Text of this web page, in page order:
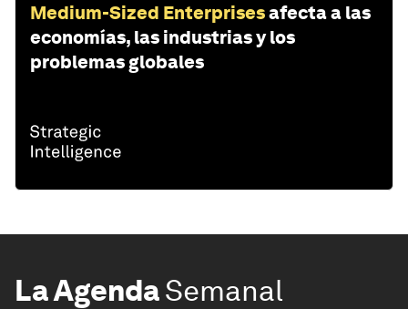
Medium-Sized Enterprisesafecta a las
economías, las industrias y los
problemas globales
La AgendaSemanal